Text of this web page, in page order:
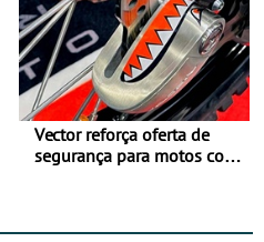
Vector reforça oferta de
segurança para motos com